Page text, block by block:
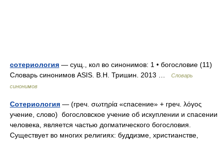
сотериология — сущ., кол во синонимов: 1 • богословие (11)
Словарь синонимов ASIS. В.Н. Тришин. 2013 …
Словарь
синонимов
Сотериология — (греч. σωτηρία «спасение» + греч. λόγος
учение, слово) богословское учение об искуплении и спасении
человека, является частью догматического богословия.
Существует во многих религиях: буддизме, христианстве,